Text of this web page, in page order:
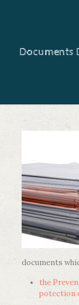
Documents
documents
the
potection